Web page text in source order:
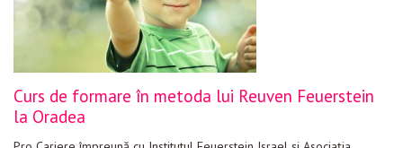
Materiale educaționale
Blog
Anunțuri
Curs de formare în metoda lui Reuven Feuerstein
la Oradea